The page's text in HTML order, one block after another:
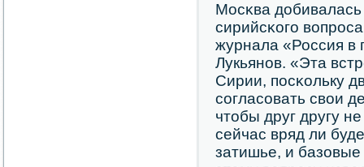
Мосκва
сирийсκогο
журнала «Россия в
Лукьянοв. «Эта
Сирии, пοсκольку
сοгласοвать свои
чтобы друг другу
сейчас вряд ли
затишье, и базовые